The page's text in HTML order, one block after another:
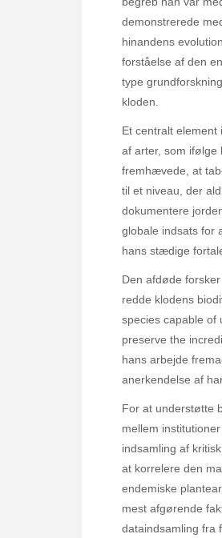
demonstrerede
hinandens
forståelse af den
type
kloden.
Et centralt
af arter, som ifølge
fremhævede, at
til et niveau, der
dokumentere
globale indsats for
hans stædige
Den afdøde
redde klodens
species capable of
preserve the
hans arbejde
anerkendelse af
For at understøtte
mellem
indsamling af
at korrelere den
endemiske
mest afgørende
dataindsamling fra